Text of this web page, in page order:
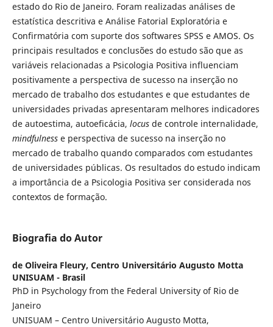
estado do Rio de Janeiro. Foram realizadas análises de
estatística descritiva e Análise Fatorial Exploratória e
Confirmatória com suporte dos softwares SPSS e AMOS. Os
principais resultados e conclusões do estudo são que as
variáveis relacionadas a Psicologia Positiva influenciam
positivamente a perspectiva de sucesso na inserção no
mercado de trabalho dos estudantes e que estudantes de
universidades privadas apresentaram melhores indicadores
de autoestima, autoeficácia, locusde controle internalidade,
mindfulness e perspectiva de sucesso na inserção no
mercado de trabalho quando comparados com estudantes
de universidades públicas. Os resultados do estudo indicam
a importância de a Psicologia Positiva ser considerada nos
contextos de formação.
Biografia do Autor
de Oliveira Fleury, Centro Universitário Augusto Motta
UNISUAM - Brasil
PhD in Psychology from the Federal University of Rio de
Janeiro
UNISUAM – Centro Universitário Augusto Motta,